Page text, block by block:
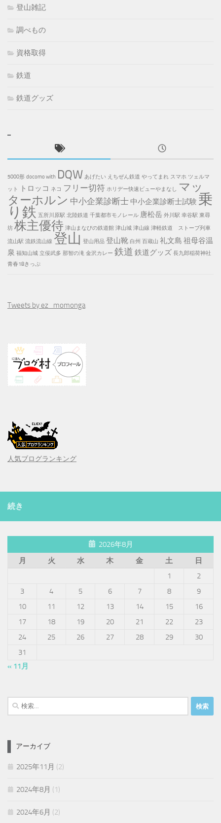
登山雑記
調べもの
資格取得
鉄道
鉄道グッズ
5000形 docomo with DQW あげたい えちぜん鉄道 やってまれ スマホ ツェルマ
ット
トロッコ ネコ フリー切符 ホリデー快速ビューやまなし マッ
ターホルン 中小企業診断士 中小企業診断士試験 乗
り鉄 五所川原駅 北陸鉄道 千葉都市モノレール 唐松岳 外川駅 幸谷駅 東尋
坊 株主優待 津山まなびの鉄道館 津山城 津山線 津軽鉄道 ストーブ列車
流山駅 流鉄流山線 登山 登山用品 登山靴 白州 百蔵山 礼文島 祖母谷温
泉 福知山城 立佞武多 那智の滝 金沢カレー 鉄道 鉄道グッズ 長九郎稲荷神社
青春18きっぷ
Tweets by ez_momonga
人気ブログランキング
続き
2026年8月
月
火 水 木 金 土
日
1
2
3
4 5 6 7 8
9
10
11 12 13 14 15
16
17
18 19 20 21 22
23
24
25 26 27 28 29
30
31
« 11月
検
索:
アーカイブ
2025年11月 (2)
2024年8月 (1)
2024年6月 (2)